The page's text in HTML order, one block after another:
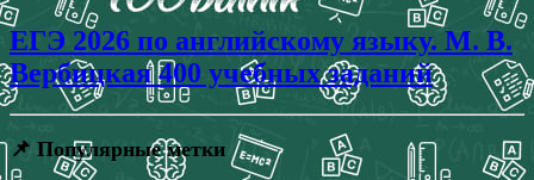
ЕГЭ 2026 по английскому языку. М. В.
Вербицкая 400 учебных заданий
📌 Популярные метки